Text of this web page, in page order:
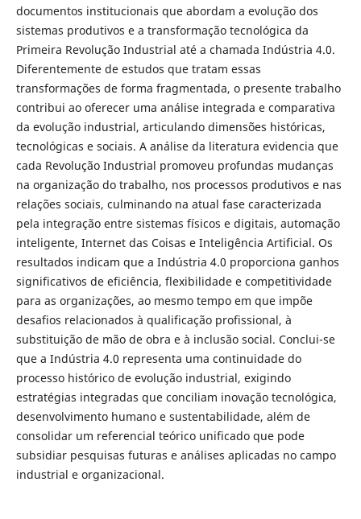
documentos institucionais que abordam a evolução dos
sistemas produtivos e a transformação tecnológica da
Primeira Revolução Industrial até a chamada Indústria 4.0.
Diferentemente de estudos que tratam essas
transformações de forma fragmentada, o presente trabalho
contribui ao oferecer uma análise integrada e comparativa
da evolução industrial, articulando dimensões históricas,
tecnológicas e sociais. A análise da literatura evidencia que
cada Revolução Industrial promoveu profundas mudanças
na organização do trabalho, nos processos produtivos e nas
relações sociais, culminando na atual fase caracterizada
pela integração entre sistemas físicos e digitais, automação
inteligente, Internet das Coisas e Inteligência Artificial. Os
resultados indicam que a Indústria 4.0 proporciona ganhos
significativos de eficiência, flexibilidade e competitividade
para as organizações, ao mesmo tempo em que impõe
desafios relacionados à qualificação profissional, à
substituição de mão de obra e à inclusão social. Conclui-se
que a Indústria 4.0 representa uma continuidade do
processo histórico de evolução industrial, exigindo
estratégias integradas que conciliam inovação tecnológica,
desenvolvimento humano e sustentabilidade, além de
consolidar um referencial teórico unificado que pode
subsidiar pesquisas futuras e análises aplicadas no campo
industrial e organizacional.